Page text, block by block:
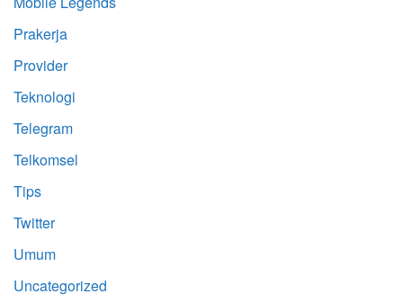
Prakerja
Provider
Teknologi
Telegram
Telkomsel
Tips
Twitter
Umum
Uncategorized